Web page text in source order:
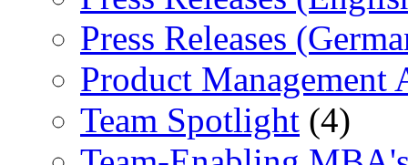
Press Releases
Product Management
Team Spotlight (4)